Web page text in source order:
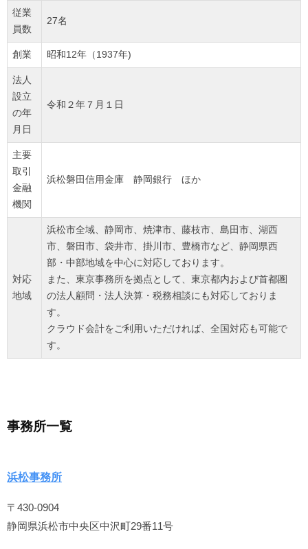
従業
員数
27名
創業 昭和12年（1937年)
法人
設立
の年
月日
令和２年７月１日
主要
取引
金融
機関
浜松磐田信用金庫 静岡銀行 ほか
対応
地域
浜松市全域、静岡市、焼津市、藤枝市、島田市、湖西
市、磐田市、袋井市、掛川市、豊橋市など、静岡県西
部・中部地域を中心に対応しております。
また、東京事務所を拠点として、東京都内および首都圏
の法人顧問・法人決算・税務相談にも対応しておりま
す。
クラウド会計をご利用いただければ、全国対応も可能で
す。
事務所一覧
浜松事務所
〒430-0904
静岡県浜松市中央区中沢町29番11号